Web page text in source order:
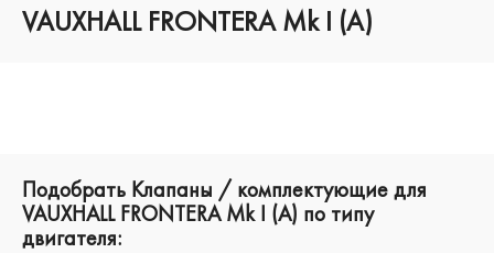
VAUXHALL FRONTERA Mk I (A)
Подобрать Клапаны / комплектующие для
VAUXHALL FRONTERA Mk I (A) по типу
двигателя: